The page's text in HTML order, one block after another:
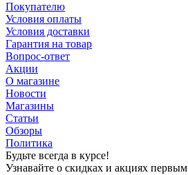
Покупателю
Условия оплаты
Условия доставки
Гарантия на товар
Вопрос-ответ
Акции
О магазине
Новости
Магазины
Статьи
Обзоры
Политика
Будьте всегда в курсе!
Узнавайте о скидках и акциях первым